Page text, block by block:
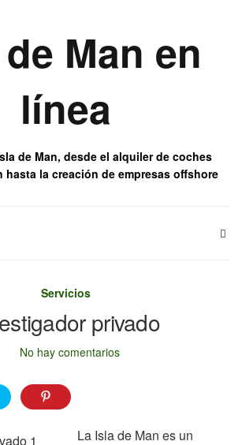
Man en
línea
de Man, desde el alquiler de coches
hasta la creación de empresas offshore
Servicios
privado
No hay comentarios
La Isla de Man es un